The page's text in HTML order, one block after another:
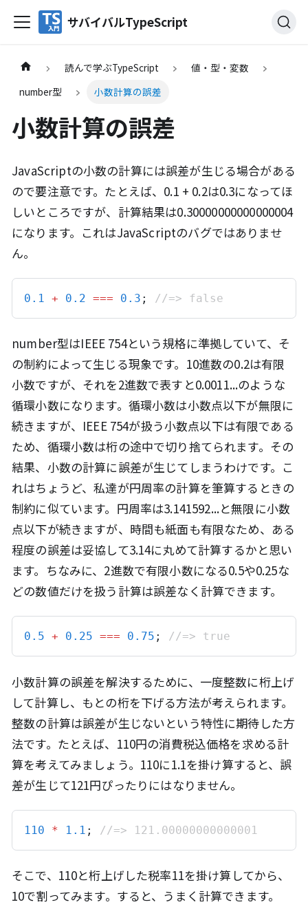
サバイバルTypeScript
読んで学ぶTypeScript
値・型・変数
number型
小数計算の誤差
小数計算の誤差
JavaScriptの小数の計算には誤差が生じる場合がある
ので要注意です。たとえば、0.1 + 0.2は0.3になってほ
しいところですが、計算結果は0.30000000000000004
になります。これはJavaScriptのバグではありませ
ん。
0.1 + 0.2 === 0.3 ; //=> false
number型はIEEE 754という規格に準拠していて、そ
の制約によって生じる現象です。10進数の0.2は有限
小数ですが、それを2進数で表すと0.0011...のような
循環小数になります。循環小数は小数点以下が無限に
続きますが、IEEE 754が扱う小数点以下は有限である
ため、循環小数は桁の途中で切り捨てられます。その
結果、小数の計算に誤差が生じてしまうわけです。こ
れはちょうど、私達が円周率の計算を筆算するときの
制約に似ています。円周率は3.141592...と無限に小数
点以下が続きますが、時間も紙面も有限なため、ある
程度の誤差は妥協して3.14に丸めて計算するかと思い
ます。ちなみに、2進数で有限小数になる0.5や0.25な
どの数値だけを扱う計算は誤差なく計算できます。
0.5 + 0.25 === 0.75 ; //=> true
小数計算の誤差を解決するために、一度整数に桁上げ
して計算し、もとの桁を下げる方法が考えられます。
整数の計算は誤差が生じないという特性に期待した方
法です。たとえば、110円の消費税込価格を求める計
算を考えてみましょう。110に1.1を掛け算すると、誤
差が生じて121円ぴったりにはなりません。
110 * 1.1 ; //=> 121.00000000000001
そこで、110と桁上げした税率11を掛け算してから、
10で割ってみます。すると、うまく計算できます。